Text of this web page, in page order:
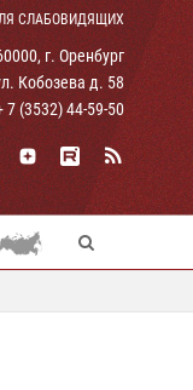
СЛАБОВИДЯЩИХ
г. Оренбург
Кобозева д. 58
7 (3532) 44-59-50